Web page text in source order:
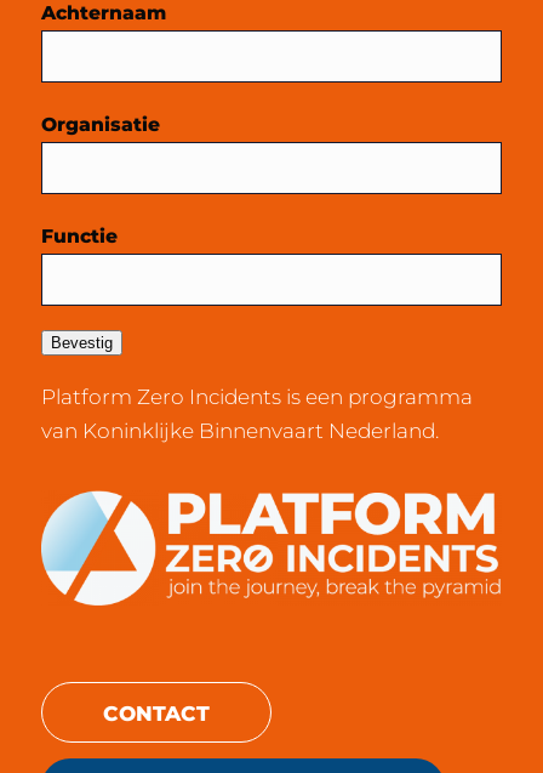
Achternaam
Organisatie
Functie
Bevestig
Platform Zero Incidents is een programma
van Koninklijke Binnenvaart Nederland.
CONTACT